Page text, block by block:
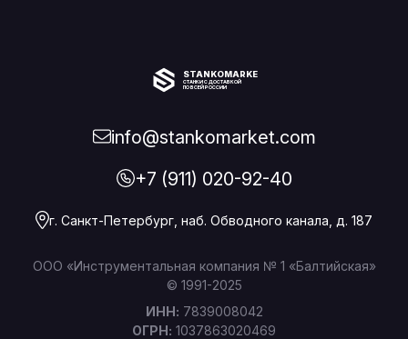
STANKOMARKET
СТАНКИ С ДОСТАВКОЙ
ПО ВСЕЙ РОССИИ
info@stankomarket.com
+7 (911) 020-92-40
г. Санкт-Петербург, наб. Обводного канала, д. 187
ООО «Инструментальная компания № 1 «Балтийская»
© 1991-2025
ИНН: 7839008042
ОГРН: 1037863020469